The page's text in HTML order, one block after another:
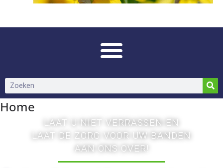
Home
LAAT U NIET VERRASSEN EN
LAAT DE ZORG VOOR UW BANDEN
AAN ONS OVER!